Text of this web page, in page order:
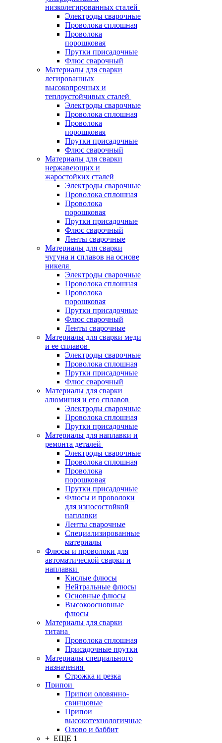
низколегированных сталей
Электроды сварочные
Проволока сплошная
Проволока
порошковая
Прутки присадочные
Флюс сварочный
Материалы для сварки
легированных
высокопрочных и
теплоустойчивых сталей
Электроды сварочные
Проволока сплошная
Проволока
порошковая
Прутки присадочные
Флюс сварочный
Материалы для сварки
нержавеющих и
жаростойких сталей
Электроды сварочные
Проволока сплошная
Проволока
порошковая
Прутки присадочные
Флюс сварочный
Ленты сварочные
Материалы для сварки
чугуна и сплавов на основе
никеля
Электроды сварочные
Проволока сплошная
Проволока
порошковая
Прутки присадочные
Флюс сварочный
Ленты сварочные
Материалы для сварки меди
и ее сплавов
Электроды сварочные
Проволока сплошная
Прутки присадочные
Флюс сварочный
Материалы для сварки
алюминия и его сплавов
Электроды сварочные
Проволока сплошная
Прутки присадочные
Материалы для наплавки и
ремонта деталей
Электроды сварочные
Проволока сплошная
Проволока
порошковая
Прутки присадочные
Флюсы и проволоки
для износостойкой
наплавки
Ленты сварочные
Специализированные
материалы
Флюсы и проволоки для
автоматической сварки и
наплавки
Кислые флюсы
Нейтральные флюсы
Основные флюсы
Высокоосновные
флюсы
Материалы для сварки
титана
Проволока сплошная
Присадочные прутки
Материалы специального
назначения
Строжка и резка
Припои
Припои оловянно-
свинцовые
Припои
высокотехнологичные
Олово и баббит
+ ЕЩЕ 1